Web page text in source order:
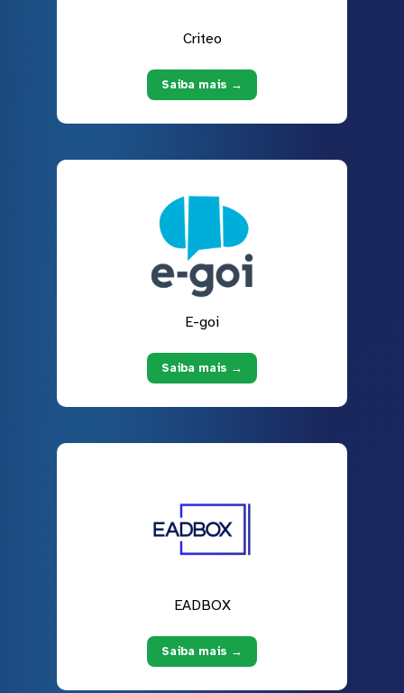
Criteo
Saiba mais →
E-goi
Saiba mais →
EADBOX
Saiba mais →